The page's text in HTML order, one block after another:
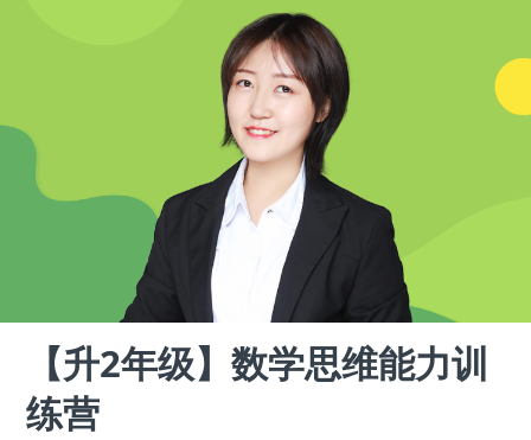
【升2年级】数学思维能力训
练营